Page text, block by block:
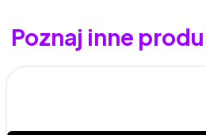
Poznaj inne